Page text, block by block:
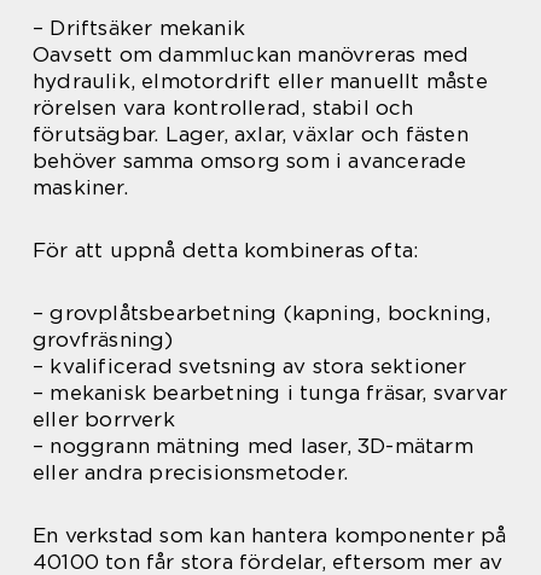
– Driftsäker mekanik
Oavsett om dammluckan manövreras med
hydraulik, elmotordrift eller manuellt måste
rörelsen vara kontrollerad, stabil och
förutsägbar. Lager, axlar, växlar och fästen
behöver samma omsorg som i avancerade
maskiner.
För att uppnå detta kombineras ofta:
– grovplåtsbearbetning (kapning, bockning,
grovfräsning)
– kvalificerad svetsning av stora sektioner
– mekanisk bearbetning i tunga fräsar, svarvar
eller borrverk
– noggrann mätning med laser, 3D-mätarm
eller andra precisionsmetoder.
En verkstad som kan hantera komponenter på
40100 ton får stora fördelar, eftersom mer av